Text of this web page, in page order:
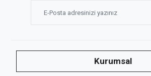
Kurumsal